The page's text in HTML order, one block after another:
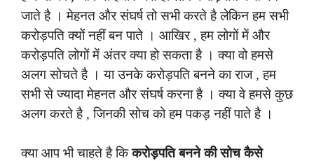
जाते है । मेहनत और संघर्ष तो सभी करते है लेकिन हम सभी
करोड़पति क्यों नहीं बन पाते । आखिर , हम लोगों में और
करोड़पति लोगों में अंतर क्या हो सकता है । क्या वो हमसे
अलग सोचते है । या उनके करोड़पति बनने का राज , हम
सभी से ज्यादा मेहनत और संघर्ष करना है । क्या वे हमसे कुछ
अलग करते है , जिनकी सोच को हम पकड़ नहीं पाते है ।
क्या आप भी चाहते है किकरोड़पति बनने की सोच कैसे